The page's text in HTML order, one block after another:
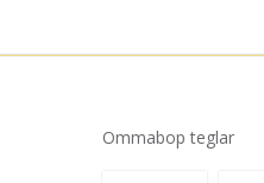
Ommabop teglar